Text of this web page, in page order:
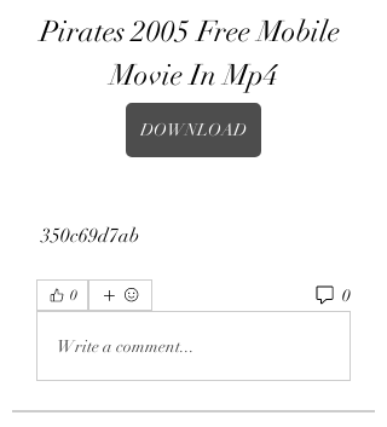
Pirates 2005 Free Mobile
Movie In Mp4
DOWNLOAD
350c69d7ab
0 0
Write a comment...